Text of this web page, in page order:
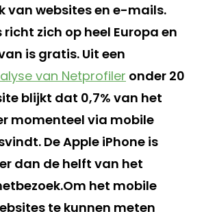
van websites en e-mails.
zich op heel Europa en
is gratis. Uit een
van Netprofiler onder 20
blijkt dat 0,7% van het
momenteel via mobile
De Apple iPhone is
dan de helft van het
het mobile
te kunnen meten